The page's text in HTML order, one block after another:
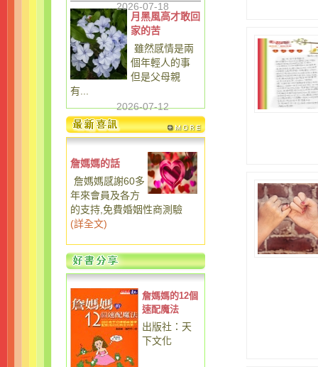
2026-07-18
月黑風高才敢回
家的苦
雖然感情是兩
個年輕人的事
但是父母親
有...
2026-07-12
詹媽媽的話
詹媽媽感謝60多
年來會員及各方
的支持,免費婚姻性商測驗
(詳全文)
詹媽媽的12個
速配魔法
出版社：天
下文化